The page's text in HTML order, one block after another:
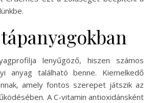
lenyűgöző, hiszen számos
anyag található benne. Kiemelkedő
amely fontos szerepet játszik az
A C-vitamin antioxidánsként